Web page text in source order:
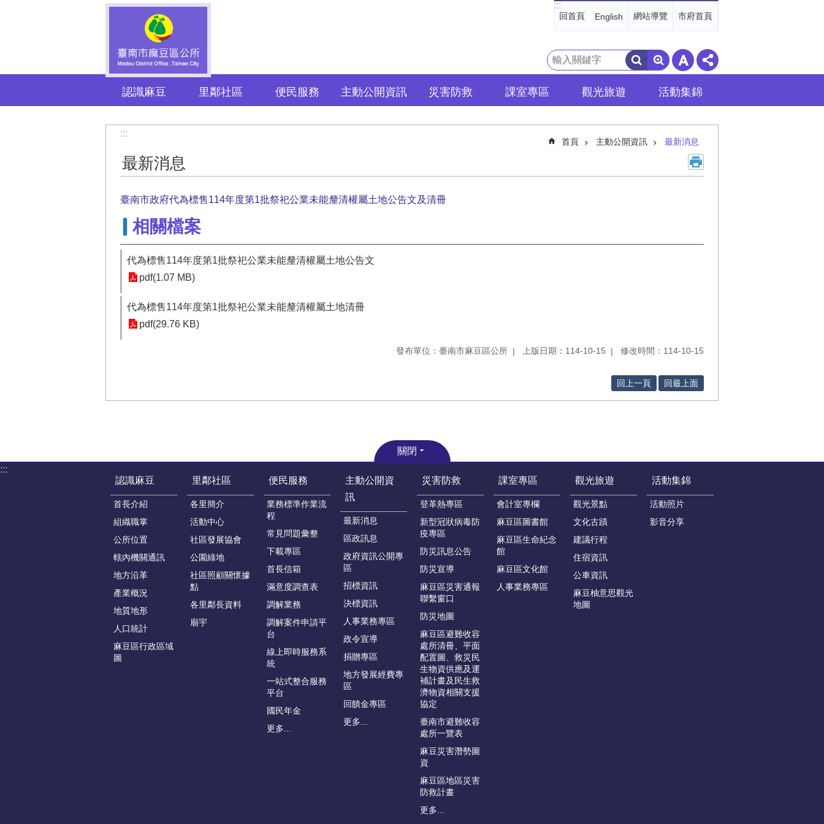
:::
回首頁 English 網站導覽 市府首頁
搜
尋
認識麻豆 里鄰社區 便民服務 主動公開資訊 災害防救 課室專區 觀光旅遊 活動集錦
:::
首頁 主動公開資訊 最新消息
最新消息
臺南市政府代為標售114年度第1批祭祀公業未能釐清權屬土地公告文及清冊
相關檔案
代為標售114年度第1批祭祀公業未能釐清權屬土地公告文
pdf(1.07 MB)
代為標售114年度第1批祭祀公業未能釐清權屬土地清冊
pdf(29.76 KB)
發布單位：臺南市麻豆區公所 上版日期：114-10-15 修改時間：114-10-15
回上一頁 回最上面
關閉
:::
認識麻豆
首長介紹
組織職掌
公所位置
轄內機關通訊
地方沿革
產業概況
地質地形
人口統計
麻豆區行政區域
圖
里鄰社區
各里簡介
活動中心
社區發展協會
公園綠地
社區照顧關懷據
點
各里鄰長資料
廟宇
便民服務
業務標準作業流
程
常見問題彙整
下載專區
首長信箱
滿意度調查表
調解業務
調解案件申請平
台
線上即時服務系
統
一站式整合服務
平台
國民年金
更多...
主動公開資
訊
最新消息
區政訊息
政府資訊公開專
區
招標資訊
決標資訊
人事業務專區
政令宣導
捐贈專區
地方發展經費專
區
回饋金專區
更多...
災害防救
登革熱專區
新型冠狀病毒防
疫專區
防災訊息公告
防災宣導
麻豆區災害通報
聯繫窗口
防災地圖
麻豆區避難收容
處所清冊、平面
配置圖、救災民
生物資供應及運
補計畫及民生救
濟物資相關支援
協定
臺南市避難收容
處所一覽表
麻豆災害潛勢圖
資
麻豆區地區災害
防救計畫
更多...
課室專區
會計室專欄
麻豆區圖書館
麻豆區生命紀念
館
麻豆區文化館
人事業務專區
觀光旅遊
觀光景點
文化古蹟
建議行程
住宿資訊
公車資訊
麻豆柚意思觀光
地圖
活動集錦
活動照片
影音分享